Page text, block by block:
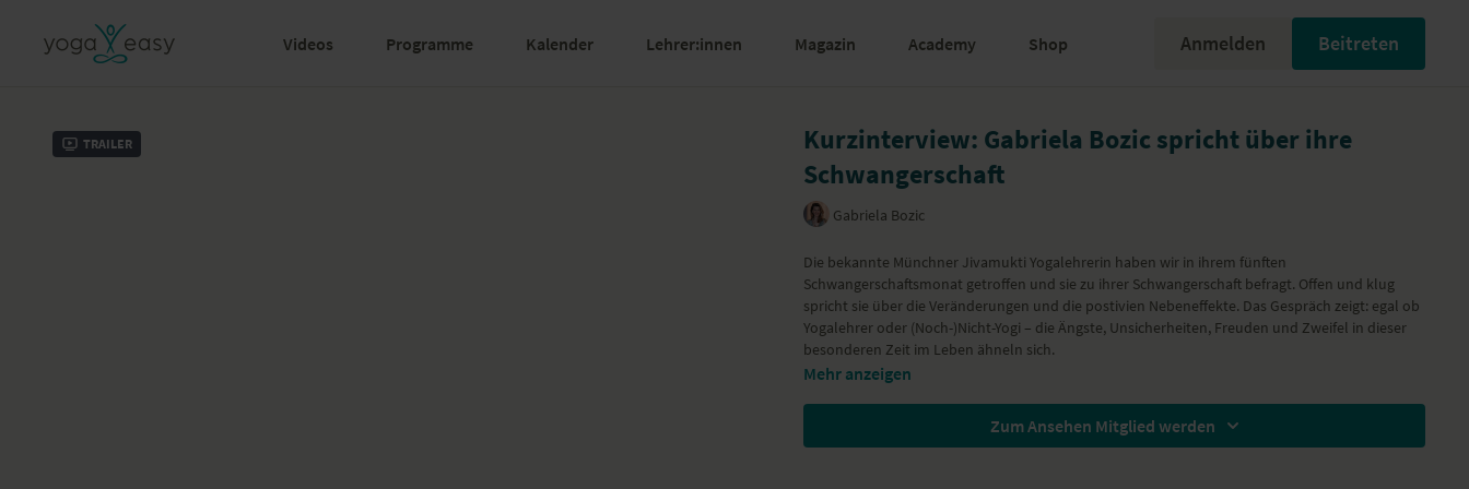
Videos Programme Kalender Lehrer:innen Magazin Academy Shop Anmelden Beitreten
Trailer
Kurzinterview: Gabriela Bozic spricht über ihre
Schwangerschaft
Gabriela Bozic
Die bekannte Münchner Jivamukti Yogalehrerin haben wir in ihrem fünften
Schwangerschaftsmonat getroffen und sie zu ihrer Schwangerschaft befragt. Offen und klug
spricht sie über die Veränderungen und die postivien Nebeneffekte. Das Gespräch zeigt: egal ob
Yogalehrer oder (Noch-)Nicht-Yogi – die Ängste, Unsicherheiten, Freuden und Zweifel in dieser
besonderen Zeit im Leben ähneln sich.
Mehr anzeigen
Zum Ansehen Mitglied werden